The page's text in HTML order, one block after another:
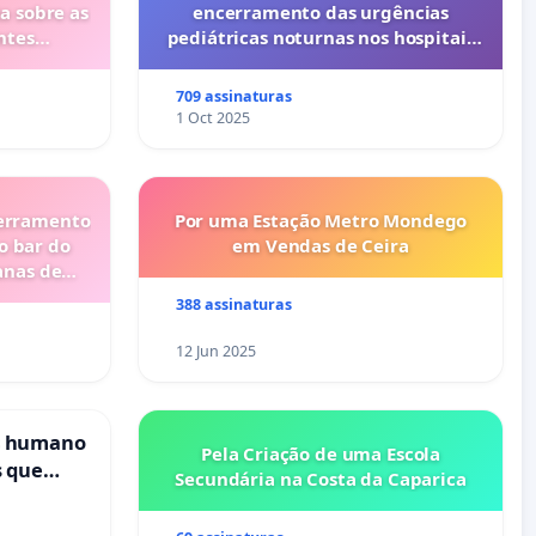
sobre as
encerramento das urgências
pediátricas noturnas nos hospitais
709 assinaturas
1 Oct 2025
bar do
de
Por uma Estação Metro Mondego
em Vendas de Ceira
388 assinaturas
12 Jun 2025
humano
que
Pela Criação de uma Escola
Secundária na Costa da Caparica